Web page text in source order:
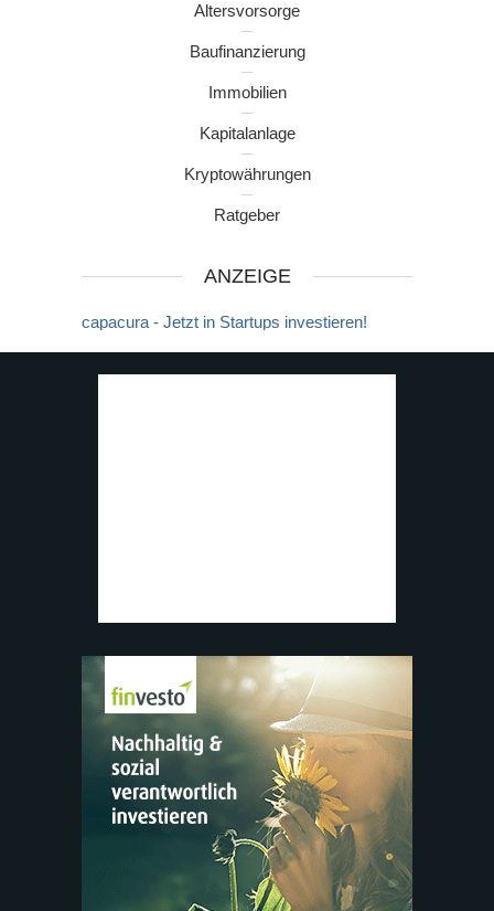
Altersvorsorge
Baufinanzierung
Immobilien
Kapitalanlage
Kryptowährungen
Ratgeber
ANZEIGE
capacura - Jetzt in Startups investieren!